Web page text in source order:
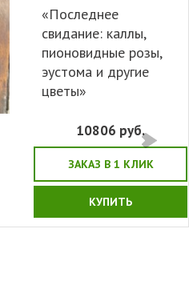
«Последнее
свидание: каллы,
пионовидные розы,
эустома и другие
цветы»
10806 руб.
ЗАКАЗ В 1 КЛИК
КУПИТЬ